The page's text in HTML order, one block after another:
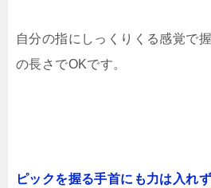
自分の指にしっくりくる感覚で
の長さでOKです。
ピックを握る手首にも力は入れ